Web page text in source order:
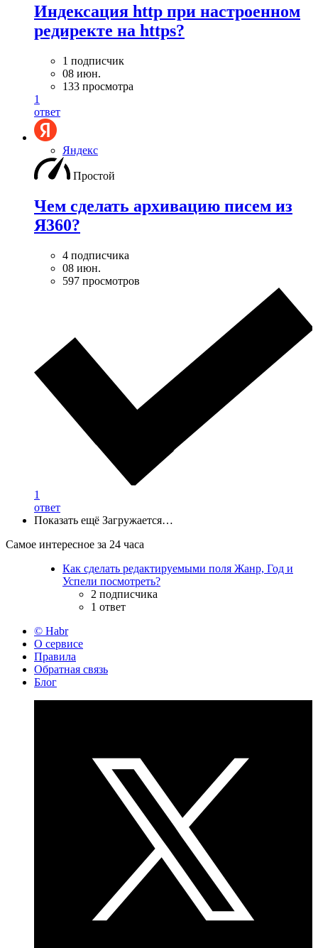
Индексация http при настроенном
редиректе на https?
1 подписчик
08 июн.
133 просмотра
1
ответ
Яндекс
Простой
Чем сделать архивацию писем из
Я360?
4 подписчика
08 июн.
597 просмотров
1
ответ
Показать ещё Загружается…
Самое интересное за 24 часа
Как сделать редактируемыми поля Жанр, Год и
Успели посмотреть?
2 подписчика
1 ответ
© Habr
О сервисе
Правила
Обратная связь
Блог